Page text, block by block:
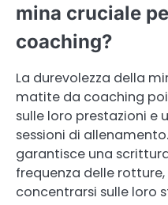
mina cruciale
coaching?
La durevolezza della
matite da coaching
sulle loro prestazioni e
sessioni di
garantisce una
frequenza delle
concentrarsi sulle loro